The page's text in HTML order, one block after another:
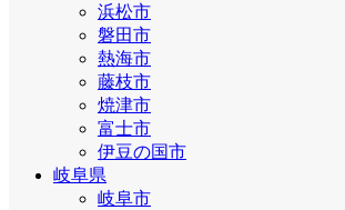
浜松市
磐田市
熱海市
藤枝市
焼津市
富士市
伊豆の国市
岐阜県
岐阜市